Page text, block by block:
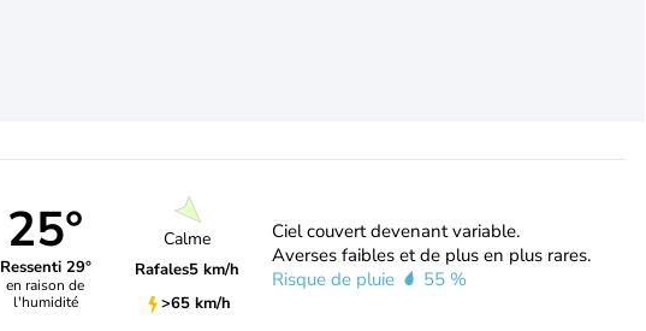
25°
Ressenti 29°
en raison de
l'humidité
Calme
Rafales5 km/h
>65 km/h
Ciel couvert devenant variable.
Averses faibles et de plus en plus rares.
Risque de pluie
55 %